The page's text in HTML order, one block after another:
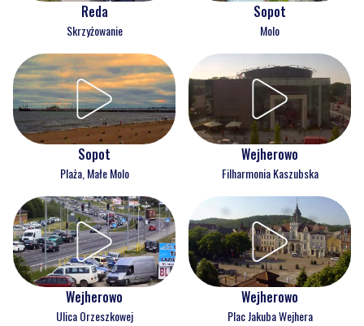
Reda
Skrzyżowanie
Sopot
Molo
Sopot
Plaża, Małe Molo
Wejherowo
Filharmonia Kaszubska
Wejherowo
Ulica Orzeszkowej
Wejherowo
Plac Jakuba Wejhera